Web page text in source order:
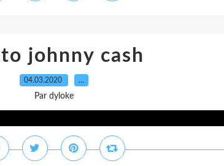
johnny cash
04.03.2020 …
Par dyloke